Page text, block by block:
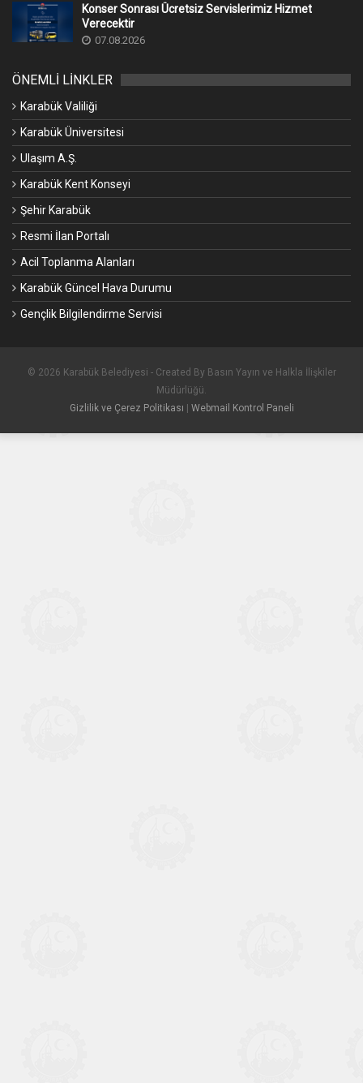
Konser Sonrası Ücretsiz Servislerimiz Hizmet
Verecektir
07.08.2026
ÖNEMLİ LİNKLER
Karabük Valiliği
Karabük Üniversitesi
Ulaşım A.Ş.
Karabük Kent Konseyi
Şehir Karabük
Resmi İlan Portalı
Acil Toplanma Alanları
Karabük Güncel Hava Durumu
Gençlik Bilgilendirme Servisi
© 2026 Karabük Belediyesi - Created By Basın Yayın ve Halkla İlişkiler
Müdürlüğü.
Gizlilik ve Çerez Politikası
Webmail Kontrol Paneli